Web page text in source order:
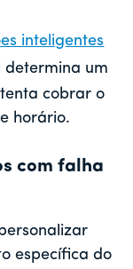
inteligentes
determina um
cobrar o
horário.
com falha
específica do